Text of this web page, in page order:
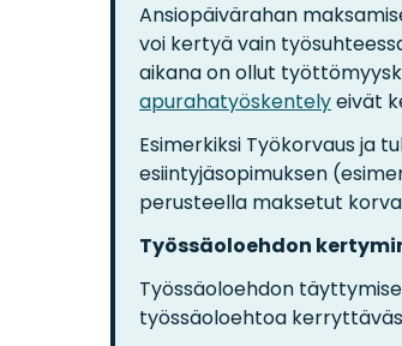
Ansiopäivärahan
voi kertyä vain
aikana on ollut
apurahatyöskentelyeivät
Esimerkiksi Työkorvaus ja
esiintyjäsopimuksen
perusteella maksetut
Työssäoloehdon
Työssäoloehdon
työssäoloehtoa